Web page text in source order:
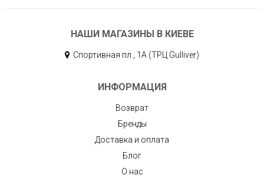
НАШИ МАГАЗИНЫ В КИЕВЕ
Спортивная пл., 1А (ТРЦ Gulliver)
ИНФОРМАЦИЯ
Возврат
Бренды
Доставка и оплата
Блог
О нас